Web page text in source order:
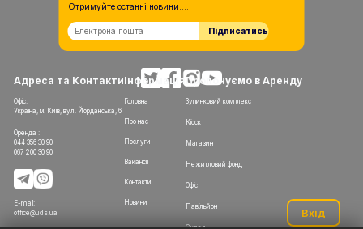
Адреса та Контакти
Офіс:
Україна, м. Київ, вул. Йорданська, 6
Оренда :
044 356 30 90
067 200 30 90
E-mail:
office@uds.ua
Пропонуємо в Аренду
Зупинковий комплекс
Кіоск
Магазин
Нежитловий фонд
Офіс
Павільйон
Склад
Інформація
Головна
Про нас
Послуги
Вакансії
Контакти
Новини
Отримуйте останні новини.....
Підписатись
Вхід